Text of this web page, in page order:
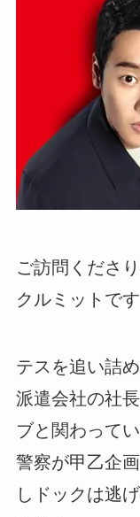
ご訪問くださ
クルミットで
テスを追い詰
派遣会社の社
ブと関わって
警察が甲乙企
しドックは逃